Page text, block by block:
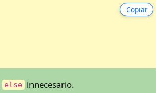
Copiar
else innecesario.